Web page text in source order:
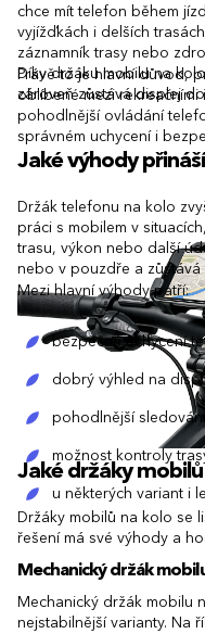
chce mít telefon během
vyjížďkách i delších
záznamník trasy nebo
Díky držáku mobilu na
zároveň zůstává displej
Právě to je hlavní důvod,
oblíbené mezi rekreačními
pohodlnější ovládání
správném uchycení i
Jaké výhody
Držák telefonu na kolo
práci s mobilem v
trasu, výkon nebo další
nebo v pouzdře a zůstává
Mezi hlavní výhody patří:
bezpečné uchycení
dobrý výhled na
pohodlnější
možnost kontroly
u některých variant i
Jaké držáky
Držáky mobilů na kolo se
řešení má své výhody a
Mechanický držák
Mechanický držák mobilu
nejstabilnější varianty. Na